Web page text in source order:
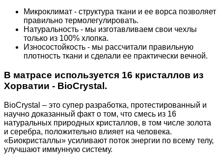
Микроклимат - структура ткани и ее ворса позволяет
правильно термолегулировать.
Натуральность - мы изготавливаем свои чехлы
только из 100% хлопка.
Износостойкость - мы рассчитали правильную
плотность ткани и сделали ее практически вечной.
В матрасе используется 16 кристаллов из
Хорватии - BioCrystal.
BioCrystal – это супер разработка, протестированный и
научно доказанный факт о том, что смесь из 16
натуральных природных кристаллов, в том числе золота
и серебра, положительно влияет на человека.
«Биокристаллы» усиливают поток энергии по всему телу,
улучшают иммунную систему.